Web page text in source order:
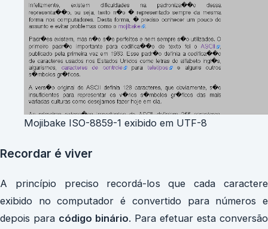
Mojibake ISO-8859-1 exibido em UTF-8
Recordar é viver
A princípio preciso recordá-los que cada caractere
exibido no computador é convertido para números e
depois para código binário. Para efetuar esta conversão